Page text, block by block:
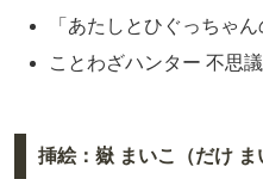
「あたしとひぐっちゃ
ことわざハンター 不思
挿絵：嶽 まいこ（だけ ま